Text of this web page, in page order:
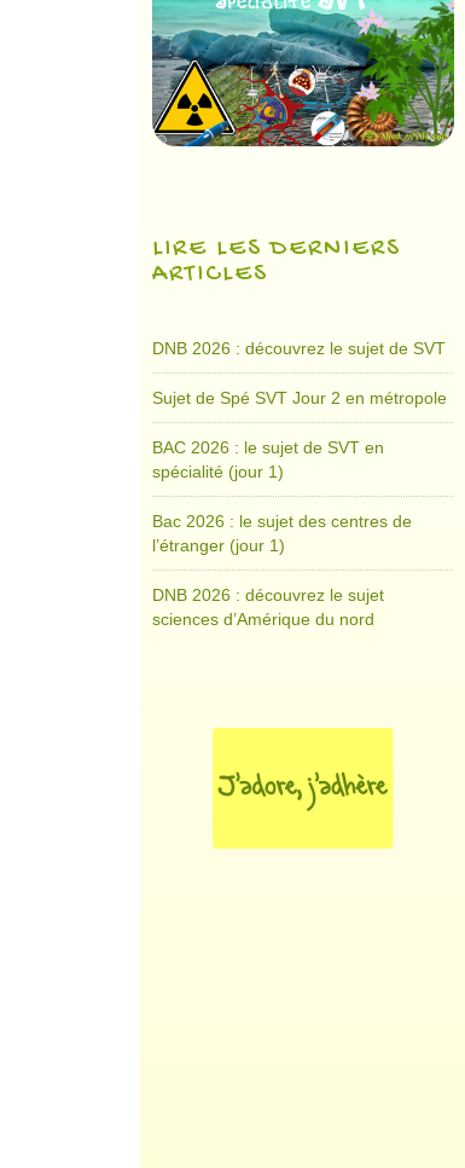
LIRE LES DERNIERS
ARTICLES
DNB 2026 : découvrez le sujet de SVT
Sujet de Spé SVT Jour 2 en métropole
BAC 2026 : le sujet de SVT en
spécialité (jour 1)
Bac 2026 : le sujet des centres de
l’étranger (jour 1)
DNB 2026 : découvrez le sujet
sciences d’Amérique du nord